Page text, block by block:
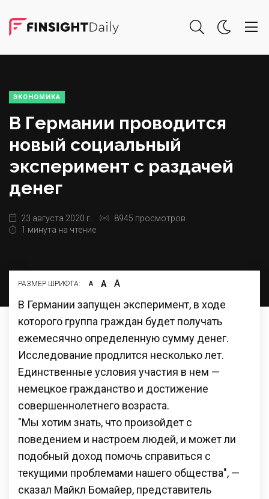
ЭКОНОМИКА
В Германии проводится
новый социальный
эксперимент с раздачей
денег
23 августа 2020 г.
8945 просмотров
1 минута на чтение
РАЗМЕР ШРИФТА: А А А
В Германии запущен эксперимент, в ходе
которого группа граждан будет получать
ежемесячно определенную сумму денег.
Исследование продлится несколько лет.
Единственные условия участия в нем —
немецкое гражданство и достижение
совершеннолетнего возраста.
"Мы хотим знать, что произойдет с
поведением и настроем людей, и может ли
подобный доход помочь справиться с
текущими проблемами нашего общества", —
сказал Майкл Бомайер, представитель